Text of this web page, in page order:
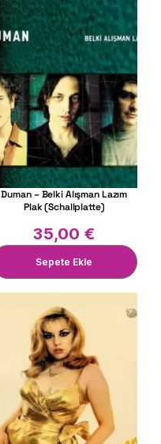
Duman – Belki Alışman Lazım
Plak (Schallplatte)
35,00€
Sepete Ekle